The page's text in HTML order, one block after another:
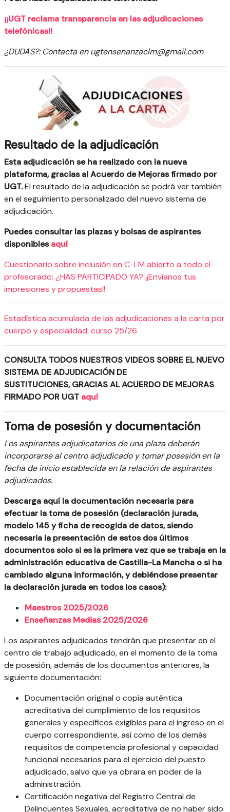
¡¡UGT reclama transparencia en las adjudicaciones
telefónicas!!
¿DUDAS?: Contacta en ugtensenanzaclm@gmail.com
Resultado de la adjudicación
Esta adjudicación se ha realizado con la nueva
plataforma, gracias al Acuerdo de Mejoras firmado por
UGT.El resultado de la adjudicación se podrá ver también
en el seguimiento personalizado del nuevo sistema de
adjudicación.
Puedes consultar las plazas y bolsas de aspirantes
disponiblesaquí
Cuestionario sobre inclusión en C-LM abierto a todo el
profesorado: ¿HAS PARTICIPADO YA? ¡¡Envíanos tus
impresiones y propuestas!!
Estadística acumulada de las adjudicaciones a la carta por
cuerpo y especialidad: curso 25/26
CONSULTA TODOS NUESTROS VIDEOS SOBRE ELNUEVO
SISTEMA DE ADJUDICACIÓN DE
SUSTITUCIONES,GRACIAS AL ACUERDO DE MEJORAS
FIRMADO POR UGT aquí
Toma de posesión y documentación
Los aspirantes adjudicatarios de una plaza deberán
incorporarse al centro adjudicado y tomar posesión en la
fecha de inicio establecida en la relación de aspirantes
adjudicados.
Descarga aquí la documentación necesaria para
efectuar la toma de posesión (declaración jurada,
modelo 145 y ficha de recogida de datos, siendo
necesaria la presentación de estos dos últimos
documentos solo si es la primera vez que se trabaja en la
administración educativa de Castilla-La Mancha o si ha
cambiado alguna información, y debiéndose presentar
la declaración jurada en todos los casos):
Maestros 2025/2026
Enseñanzas Medias 2025/2026
Los aspirantes adjudicados tendrán que presentar en el
centro de trabajo adjudicado, en el momento de la toma
de posesión, además de los documentos anteriores, la
siguiente documentación:
Documentación original o copia auténtica
acreditativa del cumplimiento de los requisitos
generales y específicos exigibles para el ingreso en el
cuerpo correspondiente, así como de los demás
requisitos de competencia profesional y capacidad
funcional necesarios para el ejercicio del puesto
adjudicado, salvo que ya obrara en poder de la
administración.
Certificación negativa del Registro Central de
Delincuentes Sexuales, acreditativa de no haber sido